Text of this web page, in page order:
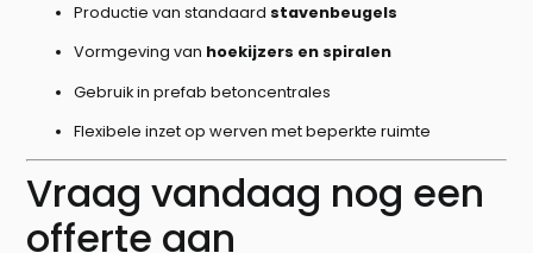
Productie van standaard stavenbeugels
Vormgeving van hoekijzers en spiralen
Gebruik in prefab betoncentrales
Flexibele inzet op werven met beperkte ruimte
Vraag vandaag nog een
offerte aan